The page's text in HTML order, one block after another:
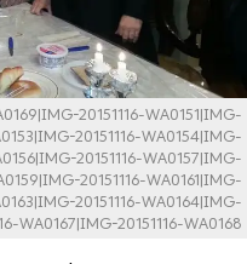
20151116-WA0151|IMG-
20151116-WA0154|IMG-
20151116-WA0157|IMG-
20151116-WA0161|IMG-
20151116-WA0164|IMG-
WA0167|IMG-20151116-WA0168